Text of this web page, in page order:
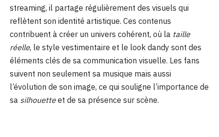
streaming, il partage régulièrement des visuels qui
reflètent son identité artistique. Ces contenus
contribuent à créer un univers cohérent, où la taille
réelle, le style vestimentaire et le look dandy sont des
éléments clés de sa communication visuelle. Les fans
suivent non seulement sa musique mais aussi
l’évolution de son image, ce qui souligne l’importance de
sa silhouetteet de sa présence sur scène.